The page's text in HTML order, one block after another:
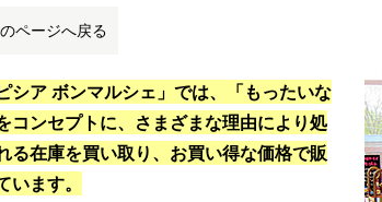
ページへ戻る
シア ボンマルシェ」では、「もったいな
コンセプトに、さまざまな理由により処
る在庫を買い取り、お買い得な価格で販
います。